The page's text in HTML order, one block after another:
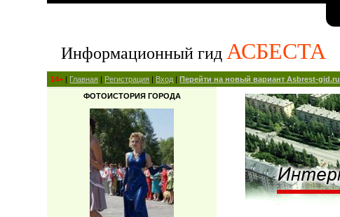
Информационный гид АСБЕСТА
14+ | Главная | Регистрация | Вход |Перейти на новый вариант Asbrest-gid.ru
ФОТОИСТОРИЯ ГОРОДА